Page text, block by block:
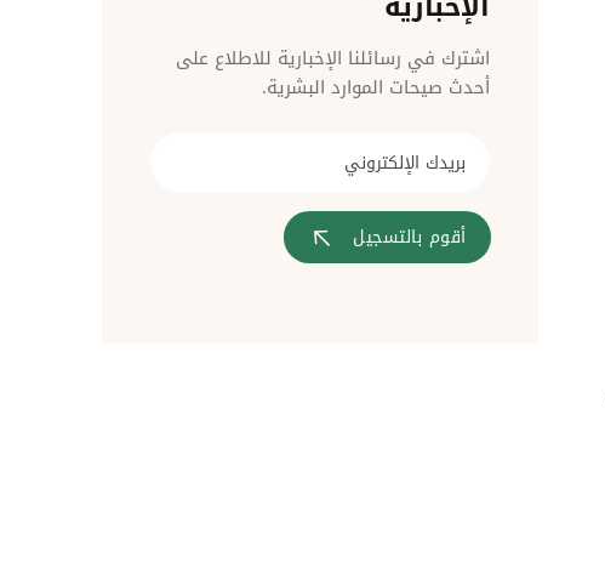
اشترك في رسائلنا الإخبارية للاطلاع على
أحدث صيحات الموارد البشرية.
أقوم بالتسجيل
مراقبة الدخول